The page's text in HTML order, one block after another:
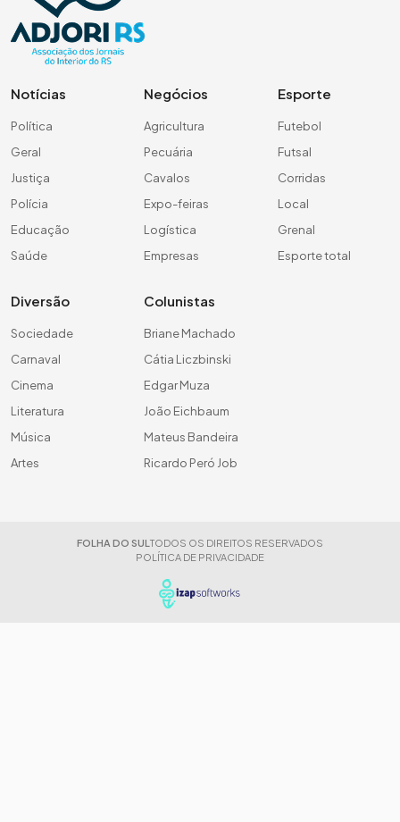
Notícias
Política
Geral
Justiça
Polícia
Educação
Saúde
Negócios
Agricultura
Pecuária
Cavalos
Expo-feiras
Logística
Empresas
Esporte
Futebol
Futsal
Corridas
Local
Grenal
Esporte total
Diversão
Sociedade
Carnaval
Cinema
Literatura
Música
Artes
Colunistas
Briane Machado
Cátia Liczbinski
Edgar Muza
João Eichbaum
Mateus Bandeira
Ricardo Peró Job
FOLHA DO SUL TODOS OS DIREITOS RESERVADOS
POLÍTICA DE PRIVACIDADE